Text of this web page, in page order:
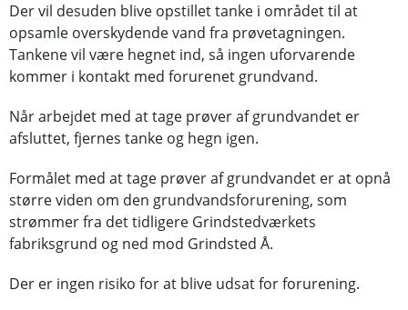
Der vil desuden blive opstillet tanke i området til at
opsamle overskydende vand fra prøvetagningen.
Tankene vil være hegnet ind, så ingen uforvarende
kommer i kontakt med forurenet grundvand.
Når arbejdet med at tage prøver af grundvandet er
afsluttet, fjernes tanke og hegn igen.
Formålet med at tage prøver af grundvandet er at opnå
større viden om den grundvandsforurening, som
strømmer fra det tidligere Grindstedværkets
fabriksgrund og ned mod Grindsted Å.
Der er ingen risiko for at blive udsat for forurening.